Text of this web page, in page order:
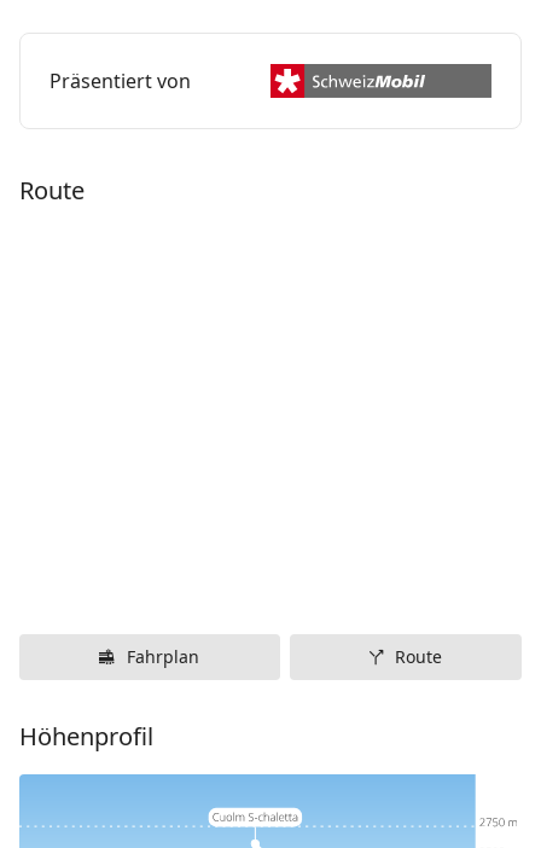
Präsentiert von
Route
Fahrplan Route
Höhenprofil